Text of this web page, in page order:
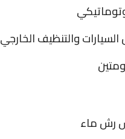
والتنظيف الخارجي